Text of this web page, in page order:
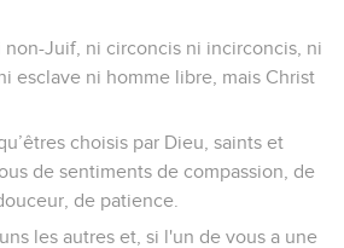
non-Juif, ni circoncis ni incirconcis, ni
esclave ni homme libre, mais Christ
choisis par Dieu, saints et
de sentiments de compassion, de
de patience.
les autres et, si l'un de vous a une